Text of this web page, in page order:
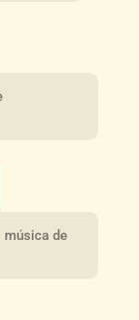
música de